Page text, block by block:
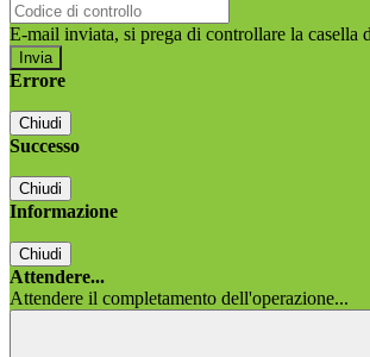
E-mail inviata, si prega di controllare la casella
Errore
Chiudi
Successo
Chiudi
Informazione
Chiudi
Attendere...
Attendere il completamento dell'operazione...